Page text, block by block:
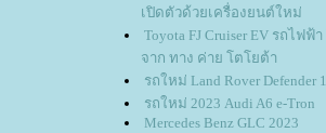
เปิดตัวด้วยเครื่องยนต์ใหม่
Toyota FJ Cruiser EV รถไฟฟ้
จาก ทาง ค่าย โตโยต้า
รถใหม่ Land Rover Defender
รถใหม่ 2023 Audi A6 e-Tron
Mercedes Benz GLC 2023